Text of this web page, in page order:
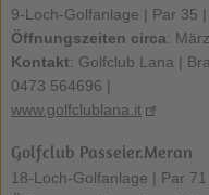
9-Loch-Golfanlage | Par 35
Öffnungszeiten circa:
Kontakt: Golfclub Lana |
0473 564696 |
www.golfclublana.it
Golfclub Passeier.Meran
18-Loch-Golfanlage | Par